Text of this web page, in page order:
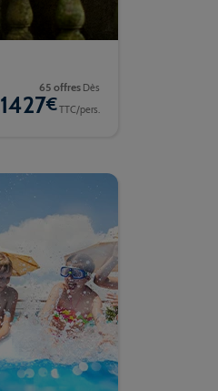
65 offres Dès
1427€TTC/pers.